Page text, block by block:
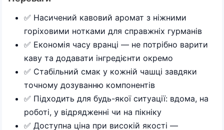
✅ Насичений кавовий аромат з ніжними
горіховими нотками для справжніх гурманів
✅ Економія часу вранці — не потрібно варити
каву та додавати інгредієнти окремо
✅ Стабільний смак у кожній чашці завдяки
точному дозуванню компонентів
✅ Підходить для будь-якої ситуації: вдома, на
роботі, у відрядженні чи на пікніку
✅ Доступна ціна при високій якості —